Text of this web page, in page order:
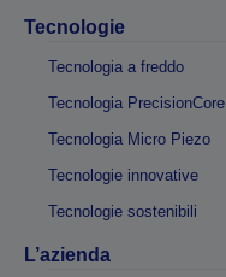
Tecnologie
Tecnologia a freddo
Tecnologia PrecisionCore
Tecnologia Micro Piezo
Tecnologie innovative
Tecnologie sostenibili
L’azienda